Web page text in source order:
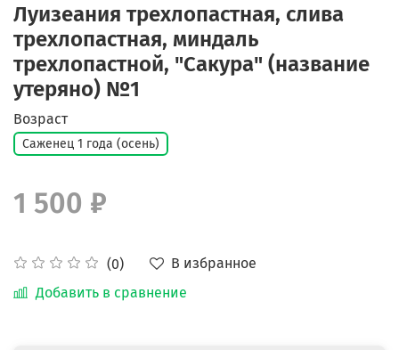
Луизеания трехлопастная, слива
трехлопастная, миндаль
трехлопастной, "Сакура" (название
утеряно) №1
(0)
В избранное
Добавить в сравнение
Возраст
Саженец 1 года (осень)
1 500 ₽